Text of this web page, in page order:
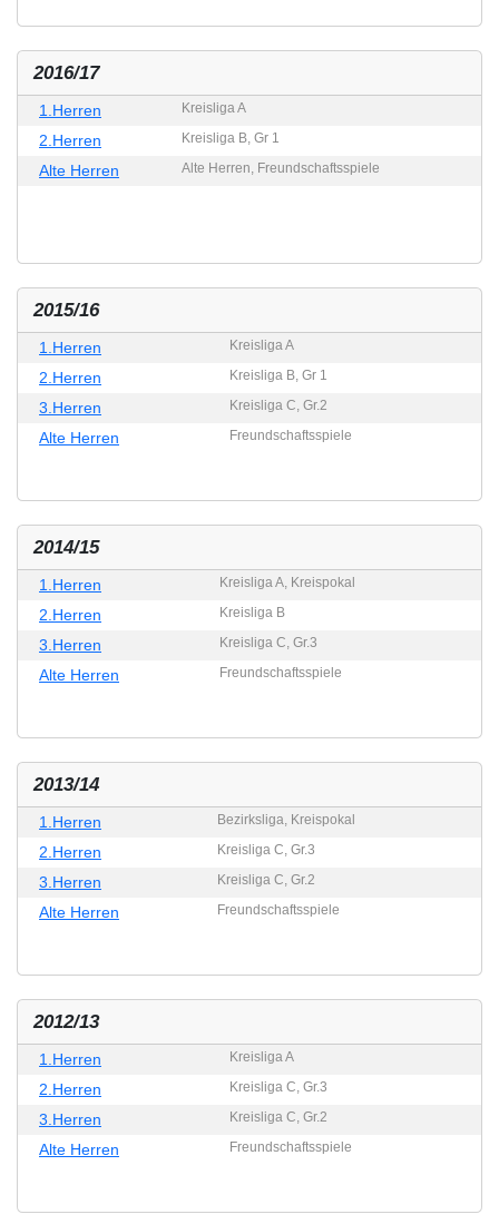
2016/17
1.Herren Kreisliga A
2.Herren Kreisliga B, Gr 1
Alte Herren Alte Herren, Freundschaftsspiele
2015/16
1.Herren Kreisliga A
2.Herren Kreisliga B, Gr 1
3.Herren Kreisliga C, Gr.2
Alte Herren Freundschaftsspiele
2014/15
1.Herren Kreisliga A, Kreispokal
2.Herren Kreisliga B
3.Herren Kreisliga C, Gr.3
Alte Herren Freundschaftsspiele
2013/14
1.Herren Bezirksliga, Kreispokal
2.Herren Kreisliga C, Gr.3
3.Herren Kreisliga C, Gr.2
Alte Herren Freundschaftsspiele
2012/13
1.Herren Kreisliga A
2.Herren Kreisliga C, Gr.3
3.Herren Kreisliga C, Gr.2
Alte Herren Freundschaftsspiele